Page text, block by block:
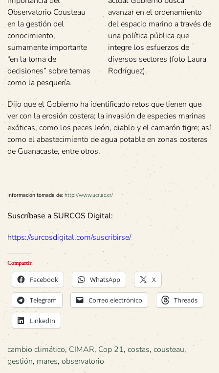
avanzar en el ordenamiento
del espacio marino a través de
una política pública que
integre los esfuerzos de
diversos sectores (foto Laura
Rodríguez).
Observatorio Cousteau
en la gestión del
conocimiento,
sumamente importante
“en la toma de
decisiones” sobre temas
como la pesquería.
Dijo que el Gobierno ha identificado retos que tienen que
ver con la erosión costera; la invasión de especies marinas
exóticas, como los peces león, diablo y el camarón tigre; así
como el abastecimiento de agua potable en zonas costeras
de Guanacaste, entre otros.
Información tomada de: http://www.ucr.ac.cr/
Suscríbase a SURCOS Digital:
https://surcosdigital.com/suscribirse/
Compartir:
Facebook WhatsApp X
Telegram Correo electrónico Threads
LinkedIn
cambio climático, CIMAR, Cop 21, costas, cousteau,
gestión, mares, observatorio